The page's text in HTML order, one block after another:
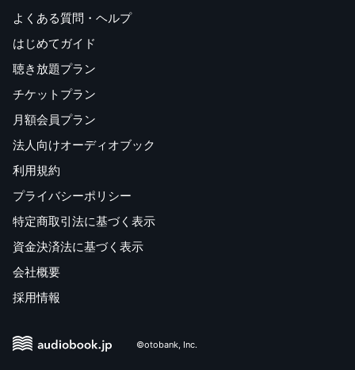
よくある質問・ヘルプ
はじめてガイド
聴き放題プラン
チケットプラン
月額会員プラン
法人向けオーディオブック
利用規約
プライバシーポリシー
特定商取引法に基づく表示
資金決済法に基づく表示
会社概要
採用情報
©otobank, Inc.